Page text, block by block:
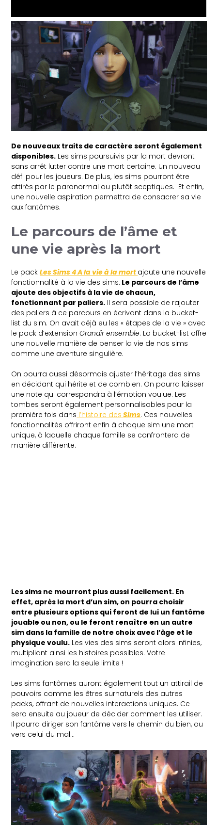
De nouveaux traits de caractère seront également
disponibles. Les sims poursuivis par la mort devront
sans arrêt lutter contre une mort certaine. Un nouveau
défi pour les joueurs. De plus, les sims pourront être
attirés par le paranormal ou plutôt sceptiques. Et enfin,
une nouvelle aspiration permettra de consacrer sa vie
aux fantômes.
Le parcours de l’âme et
une vie après la mort
Le packLes Sims 4 A la vie à la mort ajoute une nouvelle
fonctionnalité à la vie des sims. Le parcours de l’âme
ajoute des objectifs à la vie de chacun,
fonctionnant par paliers. Il sera possible de rajouter
des paliers à ce parcours en écrivant dans la bucket-
list du sim. On avait déjà eu les « étapes de la vie » avec
le pack d’extensionGrandir ensemble. La bucket-list offre
une nouvelle manière de penser la vie de nos sims
comme une aventure singulière.
On pourra aussi désormais ajuster l’héritage des sims
en décidant qui hérite et de combien. On pourra laisser
une note qui correspondra à l’émotion voulue. Les
tombes seront également personnalisables pour la
première fois dans l’histoire des Sims. Ces nouvelles
fonctionnalités offriront enfin à chaque sim une mort
unique, à laquelle chaque famille se confrontera de
manière différente.
Les sims ne mourront plus aussi facilement. En
effet, après la mort d’un sim, on pourra choisir
entre plusieurs options qui feront de lui un fantôme
jouable ou non, ou le feront renaître en un autre
sim dans la famille de notre choix avec l’âge et le
physique voulu. Les vies des sims seront alors infinies,
multipliant ainsi les histoires possibles. Votre
imagination sera la seule limite !
Les sims fantômes auront également tout un attirail de
pouvoirs comme les êtres surnaturels des autres
packs, offrant de nouvelles interactions uniques. Ce
sera ensuite au joueur de décider comment les utiliser.
Il pourra diriger son fantôme vers le chemin du bien, ou
vers celui du mal…